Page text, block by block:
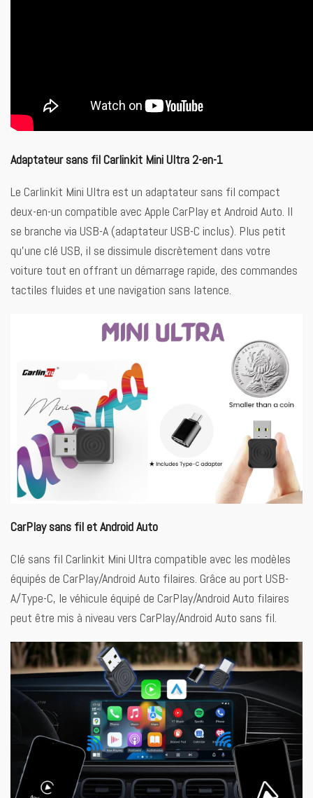
Adaptateur sans fil Carlinkit Mini Ultra 2-en-1
Le Carlinkit Mini Ultra est un adaptateur sans fil compact
deux-en-un compatible avec Apple CarPlay et Android Auto. Il
se branche via USB-A (adaptateur USB-C inclus). Plus petit
qu’une clé USB, il se dissimule discrètement dans votre
voiture tout en offrant un démarrage rapide, des commandes
tactiles fluides et une navigation sans latence.
CarPlay sans fil et Android Auto
Clé sans fil Carlinkit Mini Ultra compatible avec les modèles
équipés de CarPlay/Android Auto filaires. Grâce au port USB-
A/Type-C, le véhicule équipé de CarPlay/Android Auto filaires
peut être mis à niveau vers CarPlay/Android Auto sans fil.